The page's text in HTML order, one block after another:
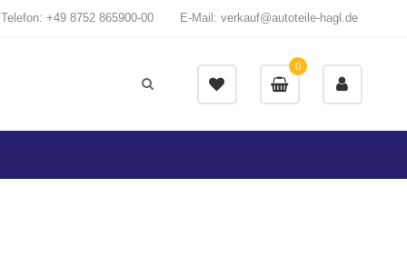
Telefon: +49 8752 865900-00 E-Mail: verkauf@autoteile-hagl.de
0